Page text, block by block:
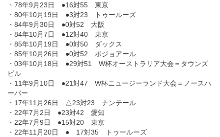
・78年9月23日 ●16対55 東京
・80年10月19日 ●3対23 トゥールーズ
・84年9月30日 ●0対52 大阪
・84年10月7日 ●12対40 東京
・85年10月19日 ●0対50 ダックス
・85年10月26日 ●0対52 ボジョアール
・03年10月18日 ●29対51 W杯オーストラリア大会＝タウンズ
ビル
・11年9月10日 ●21対47 W杯ニュージーランド大会＝ノースハ
ーバー
・17年11月26日 △23対23 ナンテール
・22年7月2日 ●23対42 愛知
・22年7月9日 ●15対20 東京
・22年11月20日 ● 17対35 トゥールーズ